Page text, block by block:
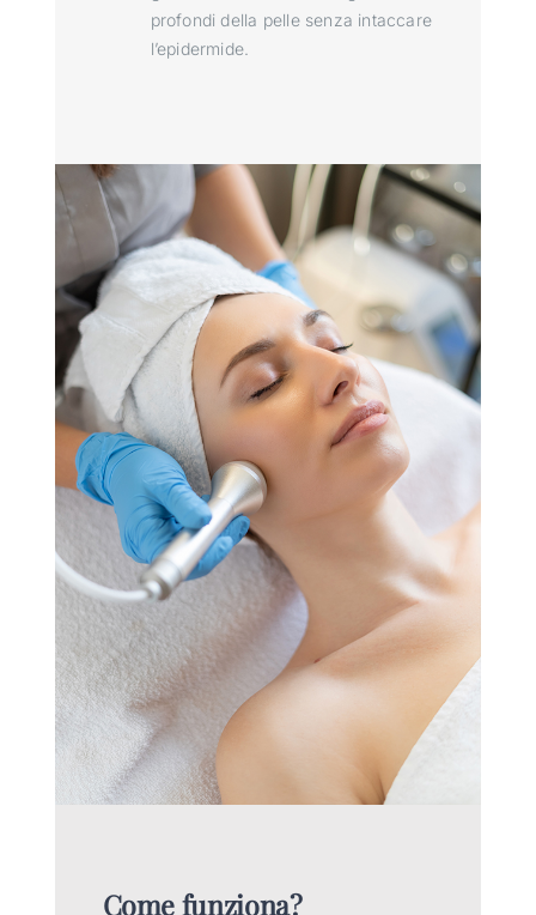
profondi della pelle senza intaccare
l’epidermide.
Come funziona?